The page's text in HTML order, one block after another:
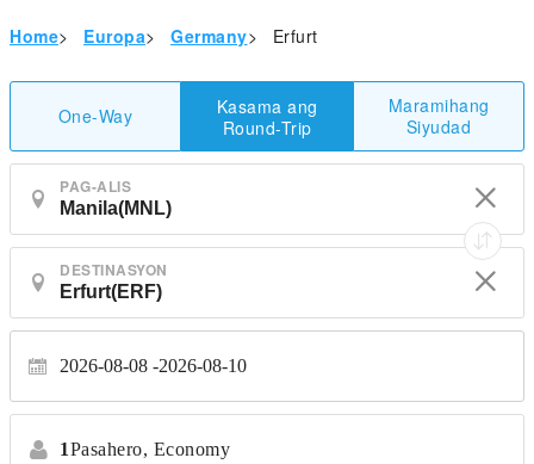
Home> Europa> Germany> Erfurt
One-Way
Kasama ang
Round-Trip
Maramihang
Siyudad
PAG-ALIS
DESTINASYON
2026-08-08 2026-08-10
1Pasahero, Economy